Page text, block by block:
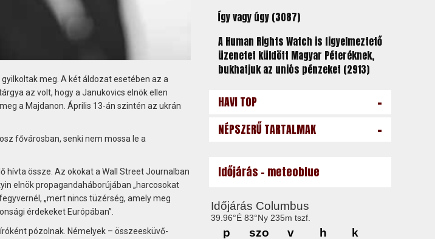
meg. A két áldozat esetében az a
az volt, hogy a Janukovics elnök ellen
a Majdanon. Április 13-án szintén az ukrán
fővárosban, senki nem mossa le a
hívta össze. Az okokat a Wall Street Journalban
elnök propagandaháborújában „harcosokat
„mert nincs tüzérség, amely meg
érdekeket Európában”.
pózolnak. Némelyek – összeesküvő-
Így vagy úgy (3087)
A Human Rights Watch is figyelmeztető
üzenetet küldött Magyar Péteréknek,
bukhatjuk az uniós pénzeket (2913)
HAVI TOP -
NÉPSZERŰ TARTALMAK -
Időjárás - meteoblue